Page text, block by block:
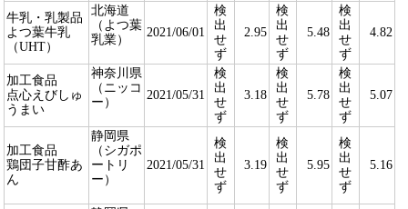
牛乳・乳製品
よつ葉牛乳
（UHT）
北海道
（よつ葉
乳業）
2021/06/01
検
出
せ
ず
2.95
検
出
せ
ず
5.48
検
出
せ
ず
4.82
加工食品
点心えびしゅ
うまい
神奈川県
（ニッコ
ー）
2021/05/31
検
出
せ
ず
3.18
検
出
せ
ず
5.78
検
出
せ
ず
5.07
加工食品
鶏団子甘酢あ
ん
静岡県
（シガポ
ートリ
ー）
2021/05/31
検
出
せ
ず
3.19
検
出
せ
ず
5.95
検
出
せ
ず
5.16